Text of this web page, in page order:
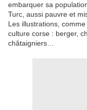
embarquer sa
Turc, aussi pauvre et
Les illustrations,
culture corse : berger,
châtaigniers…